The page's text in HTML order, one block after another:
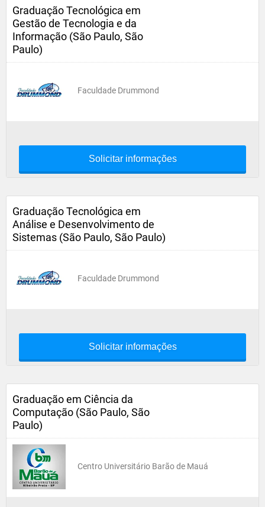
Graduação Tecnológica em
Gestão de Tecnologia e da
Informação (São Paulo, São
Paulo)
Faculdade Drummond
Solicitar informações
Graduação Tecnológica em
Análise e Desenvolvimento de
Sistemas (São Paulo, São Paulo)
Faculdade Drummond
Solicitar informações
Graduação em Ciência da
Computação (São Paulo, São
Paulo)
Centro Universitário Barão de Mauá